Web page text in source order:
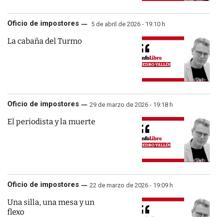
Oficio de impostores 5 de abril de 2026 - 19:10 h
La cabaña del Turmo
Oficio de impostores 29 de marzo de 2026 - 19:18 h
El periodista y la muerte
Oficio de impostores 22 de marzo de 2026 - 19:09 h
Una silla, una mesa y un
flexo